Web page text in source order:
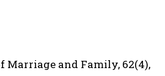
Marriage and Family, 62(4),